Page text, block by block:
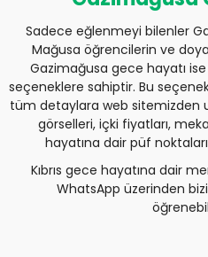
Sadece eğlenmeyi bilenler
Mağusa öğrencilerin ve
Gazimağusa gece hayatı
seçeneklere sahiptir. Bu
tüm detaylara web sitemizden
görselleri, içki fiyatları,
hayatına dair püf
Kıbrıs gece hayatına dair
WhatsApp üzerinden